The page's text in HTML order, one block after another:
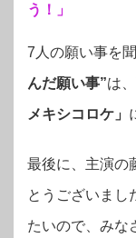
う！」
7人の願い事を
んだ願い事”は
メキシコロケ」
最後に、主演の
とうございまし
たいので、みな